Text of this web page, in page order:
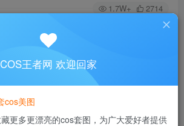
1.7W+ 2714
请付费后查看
3
免费 钻石会员 免费
COS王者网 欢迎回家
cos美图
更多更漂亮的cos套图，为广大爱好者提供